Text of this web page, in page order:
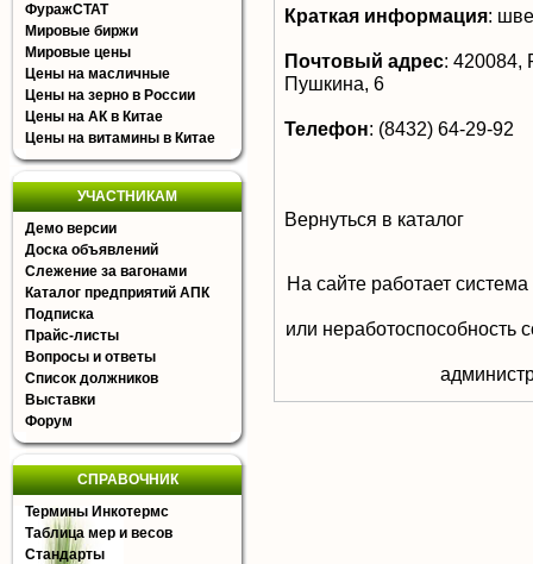
ФуражСТАТ
Мировые биржи
Мировые цены
Цены на масличные
Цены на зерно в России
Цены на АК в Китае
Цены на витамины в Китае
УЧАСТНИКАМ
Демо версии
Доска объявлений
Слежение за вагонами
Каталог предприятий АПК
Подписка
Прайс-листы
Вопросы и ответы
Список должников
Выставки
Форум
СПРАВОЧНИК
Термины Инкотермс
Таблица мер и весов
Стандарты
Краткая информация:
Почтовый адрес: 420084,
Пушкина, 6
Телефон: (8432) 64-29-92
Вернуться в каталог
На сайте работает
или неработоспособность